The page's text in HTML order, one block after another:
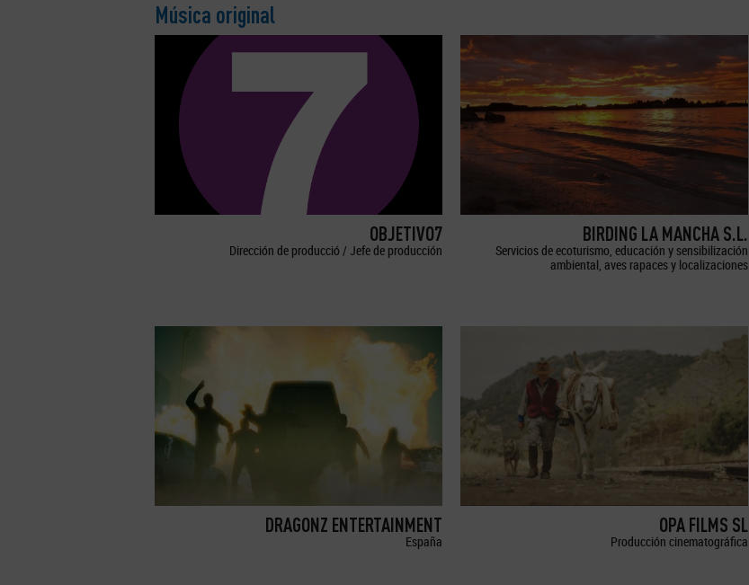
Música original
OBJETIVO7
Dirección de producció / Jefe de producción
BIRDING LA MANCHA S.L.
Servicios de ecoturismo, educación y sensibilización
ambiental, aves rapaces y localizaciones
DRAGONZ ENTERTAINMENT
España
OPA FILMS SL
Producción cinematográfica